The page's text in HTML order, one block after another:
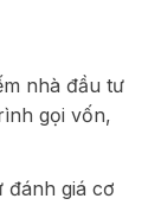
nhà đầu tư
gọi vốn,
đánh giá cơ